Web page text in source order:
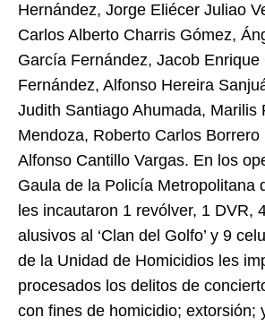
Hernández, Jorge Eliécer Juliao
Carlos Alberto Charris Gómez,
García Fernández, Jacob Enrique
Fernández, Alfonso Hereira
Judith Santiago Ahumada, Marilis
Mendoza, Roberto Carlos Borrero
Alfonso Cantillo Vargas. En los
Gaula de la Policía Metropolitana
les incautaron 1 revólver, 1 DVR,
alusivos al ‘Clan del Golfo’ y 9
de la Unidad de Homicidios les
procesados los delitos de
con fines de homicidio; extorsión;